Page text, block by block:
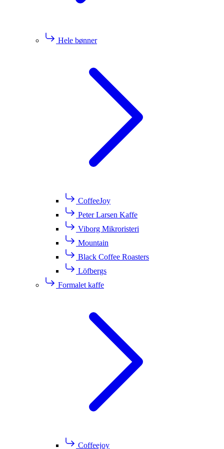
Hele bønner
CoffeeJoy
Peter Larsen Kaffe
Viborg Mikroristeri
Mountain
Black Coffee Roasters
Löfbergs
Formalet kaffe
Coffeejoy